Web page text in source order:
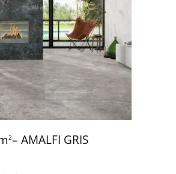
2– AMALFI GRIS